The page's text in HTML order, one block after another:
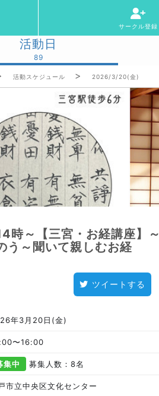
サークル登録
活動日
89
活動スケジュール 2026/3/20(金)
～【三宮・お経講座】～
う～聞いて親しむお経
ツイートする
年3月20日(金)
〜16:00
集中 募集人数：8名
市立中央区文化センター